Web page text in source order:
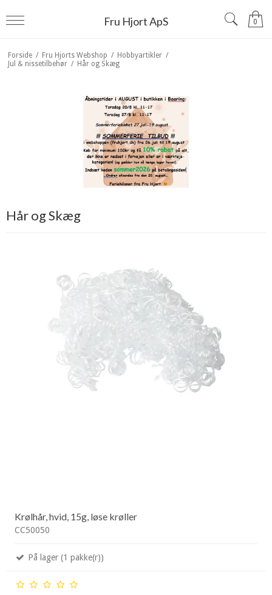
Fru Hjort ApS 0
Forside / Fru Hjorts Webshop / Hobbyartikler /
Jul & nissetilbehør / Hår og Skæg
Hår og Skæg
Krølhår, hvid, 15g, løse krøller
CC50050
På lager (1 pakke(r))